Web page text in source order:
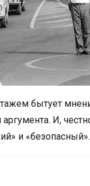
бытует
И,
и «безопасный».